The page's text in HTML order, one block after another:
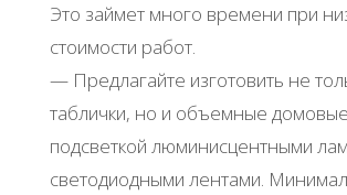
Это займет много времени при
стоимости работ.
— Предлагайте изготовить не
таблички, но и объемные
подсветкой люминисцентными
светодиодными лентами.